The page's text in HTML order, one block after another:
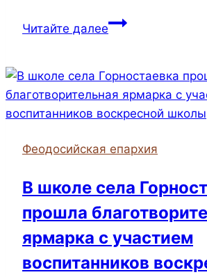
Читайте далееВ
апостола
Андрея
Первозванного
пасхальный
Феодосийская епархия
В школе села
прошла
ярмарка с участием
воспитанников